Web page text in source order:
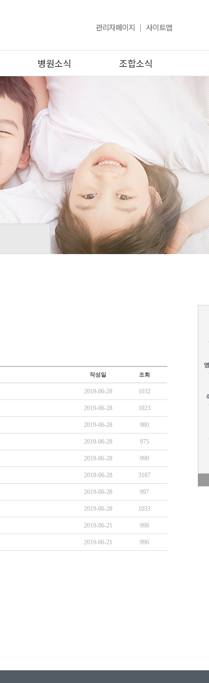
관리자페이지 사이트맵
병원소식 조합소식
작성일 조회
2019-06-28 1032
2019-06-28 1023
2019-06-28 980
2019-06-28 975
2019-06-28 990
2019-06-28 3187
2019-06-28 997
2019-06-28 1033
2019-06-21 998
2019-06-21 996